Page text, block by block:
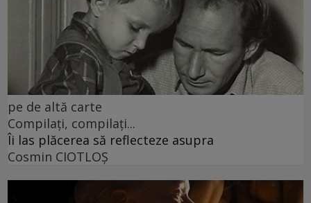
pe de altă carte
Compilați, compilați...
Îi las plăcerea să reflecteze asupra
Cosmin CIOTLOŞ